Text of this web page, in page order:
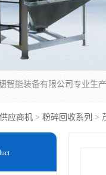
供应商机 > 粉碎回收系列 >